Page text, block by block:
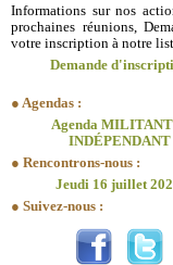
Informations sur nos
prochaines réunions,
votre inscription à notre
Demande
● Agendas :
Agenda
INDÉPENDANT
● Rencontrons-nous :
Jeudi 16 juillet
● Suivez-nous :